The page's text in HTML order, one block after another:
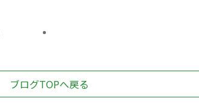
ブログTOPへ戻る